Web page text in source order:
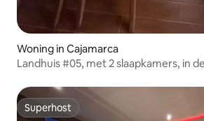
Woning in Cajamarca
Landhuis #05, met 2 slaapkamers, in
Superhost
Superhost